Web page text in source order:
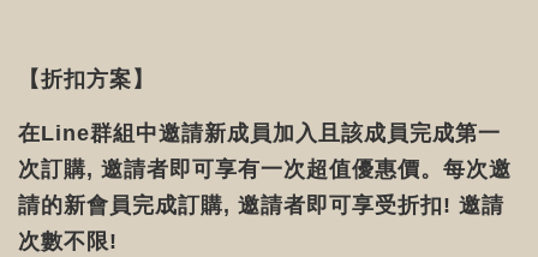
【折扣方案】
在Line群組中邀請新成員加入且該成員完成第一
次訂購, 邀請者即可享有一次超值優惠價。每次邀
請的新會員完成訂購, 邀請者即可享受折扣! 邀請
次數不限!